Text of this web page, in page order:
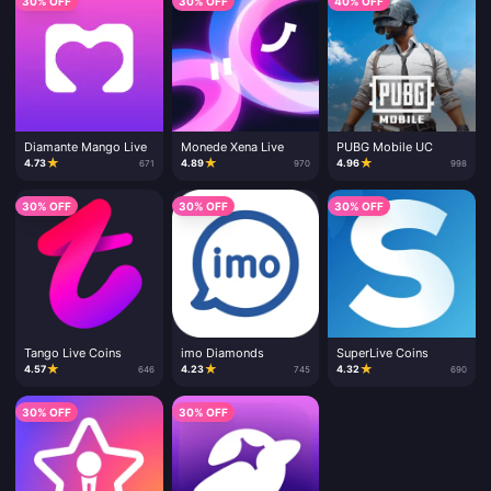
Diamante Mango Live
4.73★ 671
Monede Xena Live
4.89★ 970
PUBG Mobile UC
4.96★ 998
30% OFF
Tango Live Coins
4.57★ 646
30% OFF
imo Diamonds
4.23★ 745
30% OFF
SuperLive Coins
4.32★ 690
30% OFF 30% OFF